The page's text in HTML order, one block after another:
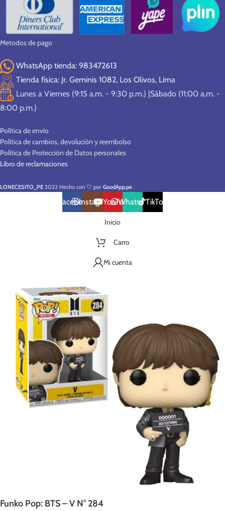
Nuevo Ingreso
Nuevo Ingreso
Nuevo Ingreso
Metodos de pago
WhatsApp tienda: 983472613
Tienda física: Jr. Geminis 1082, Los Olivos, Lima
Lunes a Viernes (9:15 a.m. - 9:30 p.m.) |Sábado (11:00 a.m. -
8:00 p.m.)
Política de envío
Política de cambios, devolución y reembolso
Política de Protección de Datos personales
Libro de reclamaciones
LONECESITO_PE 2022 Hecho con 🤍 por GoodApp.pe .
FacebookInstagramYouTubeWhatsAppTikTok
Inicio
Carro
Mi cuenta
Funko Pop: BTS – V N° 284